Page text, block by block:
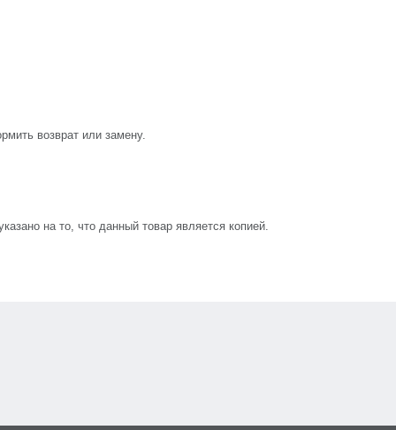
возврат или замену.
на то, что данный товар является копией.